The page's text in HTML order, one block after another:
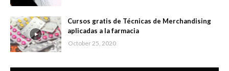
Cursos gratis de Técnicas de Merchandising
aplicadas a la farmacia
October 25, 2020